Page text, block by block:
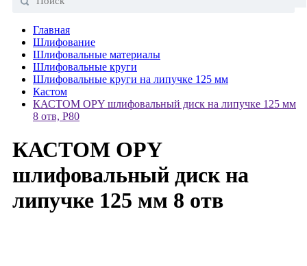
Главная
Шлифование
Шлифовальные материалы
Шлифовальные круги
Шлифовальные круги на липучке 125 мм
Кастом
КАСТОМ OPY шлифовальный диск на липучке 125 мм
8 отв, P80
КАСТОМ OPY
шлифовальный диск на
липучке 125 мм 8 отв